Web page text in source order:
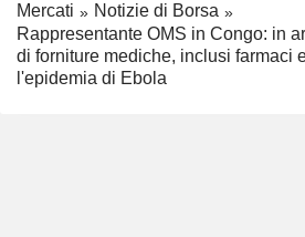
Mercati
Notizie di Borsa
Rappresentante OMS in Congo: in
di forniture mediche, inclusi farmaci
l'epidemia di Ebola